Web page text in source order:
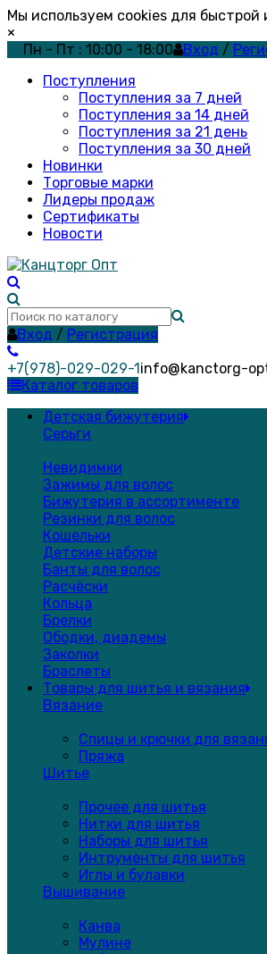
Мы используем cookies для
×
Пн - Пт : 10:00 - 18:00
Вход /
Поступления
Поступления за 7 дней
Поступления за 14 дней
Поступления за 21 день
Поступления за 30 дней
Новинки
Торговые марки
Лидеры продаж
Сертификаты
Новости
Вход / Регистрация
+7(978)-029-029-1info@kanctorg-
Каталог товаров
Детская бижутерия
Серьги
Невидимки
Зажимы для волос
Бижутерия в ассортименте
Резинки для волос
Кошельки
Детские наборы
Банты для волос
Расчёски
Кольца
Брелки
Ободки, диадемы
Заколки
Браслеты
Товары для шитья и вязания
Вязание
Спицы и крючки для
Пряжа
Шитье
Прочее для шитья
Нитки для шитья
Наборы для шитья
Интрументы для шитья
Иглы и булавки
Вышивание
Канва
Мулине